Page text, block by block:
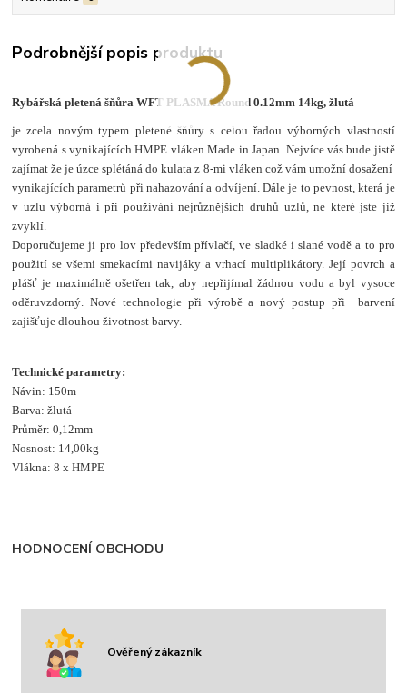
Podrobnější popis produktu
Rybářská pletená šňůra WFT PLASMA Round 0.12mm 14kg, žlutá
je zcela novým typem pletené šňůry s celou řadou výborných vlastností
vyrobená s vynikajících HMPE vláken Made in Japan. Nejvíce vás bude jistě
zajímat žeje úzce splétáná do kulata z 8-mi vláken což vám umožní dosažení
vynikajících parametrů při nahazování a odvíjení. Dále je to pevnost, která je
v uzlu výborná i při používání nejrůznějších druhů uzlů, ne které jste již
zvyklí.
Doporučujeme ji pro lov především přívlačí, ve sladké i slané vodě a to pro
použití se všemi smekacími navijáky a vrhací multiplikátory. Její povrch a
plášť je maximálně ošetřen tak, aby nepřijímal žádnou vodu a byl vysoce
oděruvzdorný. Nové technologie při výrobě a nový postup při barvení
zajišťuje dlouhou životnost barvy.
Technické parametry:
Návin: 150m
Barva: žlutá
Průměr: 0,12mm
Nosnost: 14,00kg
Vlákna: 8 x HMPE
HODNOCENÍ OBCHODU
Ověřený zákazník